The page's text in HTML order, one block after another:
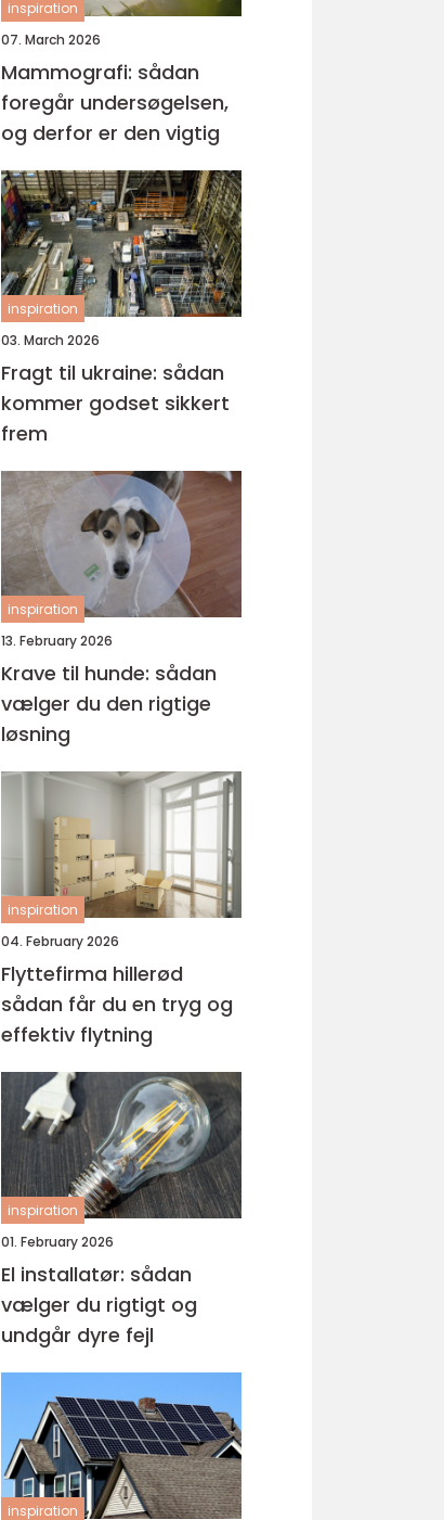
inspiration
07. March 2026
Mammografi: sådan
foregår undersøgelsen,
og derfor er den vigtig
inspiration
03. March 2026
Fragt til ukraine: sådan
kommer godset sikkert
frem
inspiration
13. February 2026
Krave til hunde: sådan
vælger du den rigtige
løsning
inspiration
04. February 2026
Flyttefirma hillerød
sådan får du en tryg og
effektiv flytning
inspiration
01. February 2026
El installatør: sådan
vælger du rigtigt og
undgår dyre fejl
inspiration